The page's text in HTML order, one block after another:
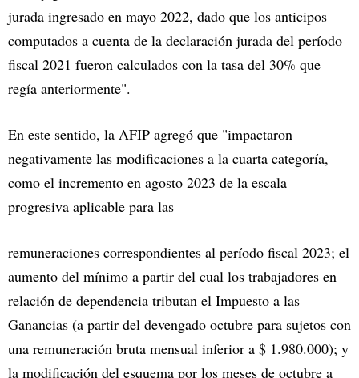
jurada ingresado en mayo 2022, dado que los anticipos
computados a cuenta de la declaración jurada del período
fiscal 2021 fueron calculados con la tasa del 30% que
regía anteriormente".
En este sentido, la AFIP agregó que "impactaron
negativamente las modificaciones a la cuarta categoría,
como el incremento en agosto 2023 de la escala
progresiva aplicable para las
remuneraciones correspondientes al período fiscal 2023; el
aumento del mínimo a partir del cual los trabajadores en
relación de dependencia tributan el Impuesto a las
Ganancias (a partir del devengado octubre para sujetos con
una remuneración bruta mensual inferior a $ 1.980.000); y
la modificación del esquema por los meses de octubre a